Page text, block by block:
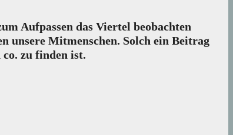
Aufpassen das Viertel beobachten
unsere Mitmenschen. Solch ein Beitrag
co. zu finden ist.